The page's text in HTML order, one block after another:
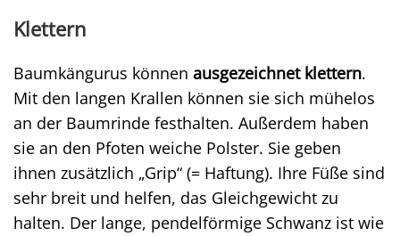
Klettern
Baumkängurus können ausgezeichnet klettern.
Mit den langen Krallen können sie sich mühelos
an der Baumrinde festhalten. Außerdem haben
sie an den Pfoten weiche Polster. Sie geben
ihnen zusätzlich „Grip“ (= Haftung). Ihre Füße sind
sehr breit und helfen, das Gleichgewicht zu
halten. Der lange, pendelförmige Schwanz ist wie